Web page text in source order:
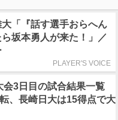
「『話す選手おらへん
坂本勇人が来た！」／
PLAYER'S VOICE
会3日目の試合結果一覧
、長崎日大は15得点で大